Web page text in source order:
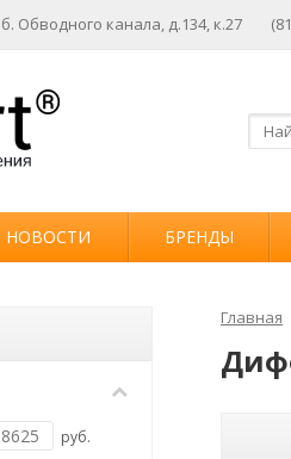
Обводного канала, д.134, к.27
НОВОСТИ БРЕНДЫ
Главная
руб.